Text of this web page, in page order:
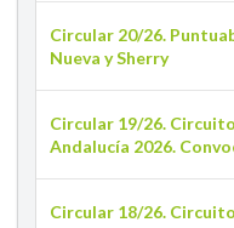
Circular 20/26.
Nueva y Sherry
Circular 19/26.
Andalucía 2026.
Circular 18/26.